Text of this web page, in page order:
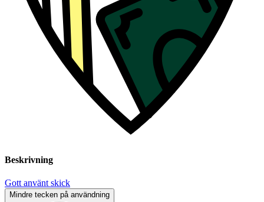
Beskrivning
Gott använt skick
Mindre tecken på användning